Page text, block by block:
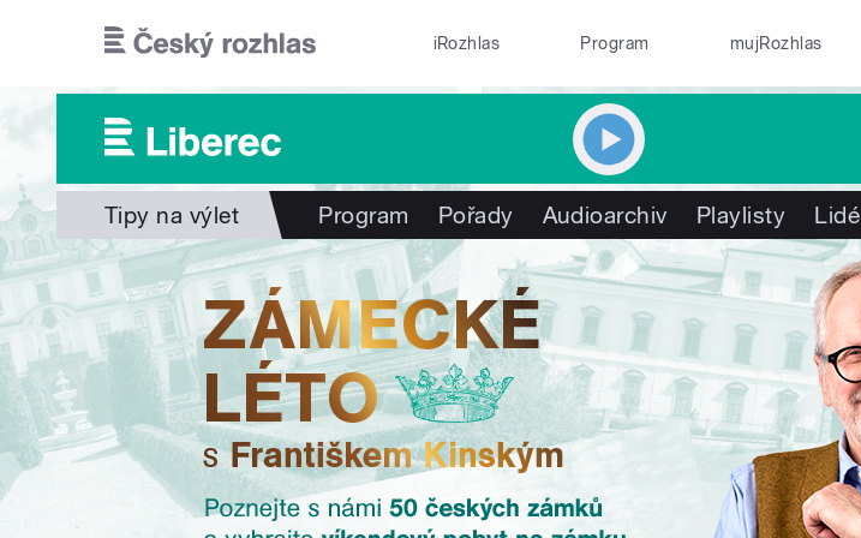
iRozhlas Program mujRozhlas
Tipy na výlet Program Pořady Audioarchiv Playlisty Lidé